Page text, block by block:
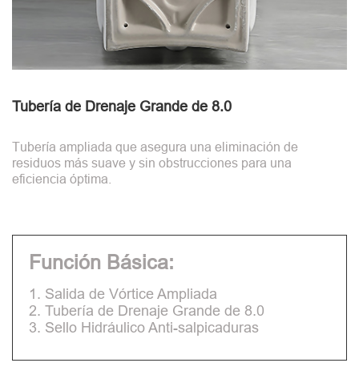
Tubería de Drenaje Grande de 8.0
Tubería ampliada que asegura una eliminación de
residuos más suave y sin obstrucciones para una
eficiencia óptima.
Función Básica:
1. Salida de Vórtice Ampliada
2. Tubería de Drenaje Grande de 8.0
3. Sello Hidráulico Anti-salpicaduras